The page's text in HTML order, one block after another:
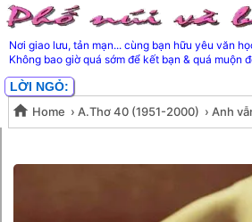
Nơi giao lưu, tản mạn... cùng bạn hữu yêu văn
Không bao giờ quá sớm để kết bạn & quá muộn
LỜI NGỎ:
Home › A.Thơ 40 (1951-2000) › Anh
nuối- Phạm Ngọc